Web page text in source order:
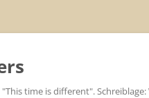
time is different".